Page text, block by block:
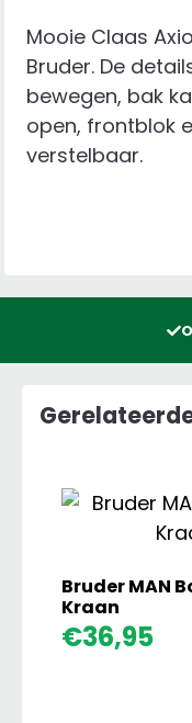
Mooie Claas
Bruder. De
bewegen, bak
open, frontblok
verstelbaar.
Bruder MAN
Kraan
€36,95